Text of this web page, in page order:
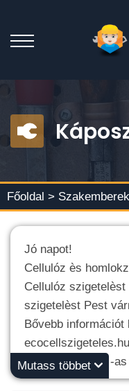
Főoldal >
Jó napot!
Cellulóz ès
Cellulóz
szigetelèst Pest
Bővebb információt
06 20 2 654 653 -
Üdv.,
Mutass többet